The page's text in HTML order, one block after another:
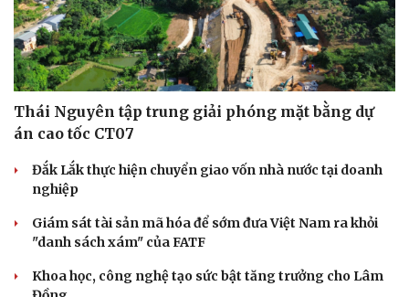
Thái Nguyên tập trung giải phóng mặt bằng dự
án cao tốc CT07
Đắk Lắk thực hiện chuyển giao vốn nhà nước tại doanh
nghiệp
Giám sát tài sản mã hóa để sớm đưa Việt Nam ra khỏi
"danh sách xám" của FATF
Khoa học, công nghệ tạo sức bật tăng trưởng cho Lâm